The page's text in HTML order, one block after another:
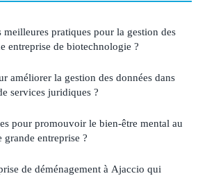
meilleures pratiques pour la gestion des
entreprise de biotechnologie ?
améliorer la gestion des données dans
services juridiques ?
pour promouvoir le bien-être mental au
grande entreprise ?
de déménagement à Ajaccio qui